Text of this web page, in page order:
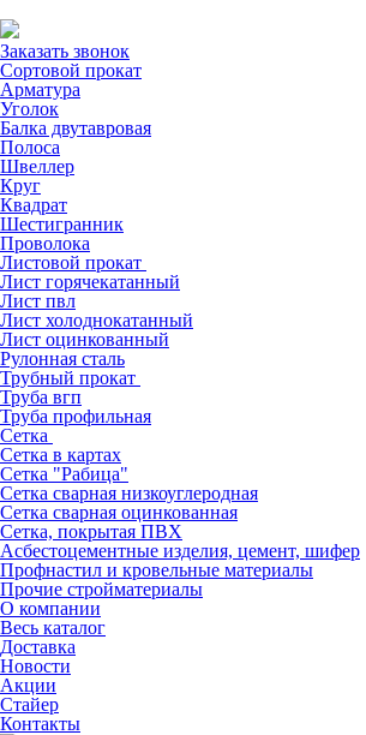
Заказать звонок
Сортовой прокат
Арматура
Уголок
Балка двутавровая
Полоса
Швеллер
Круг
Квадрат
Шестигранник
Проволока
Листовой прокат
Лист горячекатанный
Лист пвл
Лист холоднокатанный
Лист оцинкованный
Рулонная сталь
Трубный прокат
Труба вгп
Труба профильная
Сетка
Сетка в картах
Сетка "Рабица"
Сетка сварная низкоуглеродная
Сетка сварная оцинкованная
Сетка, покрытая ПВХ
Асбестоцементные изделия, цемент, шифер
Профнастил и кровельные материалы
Прочие стройматериалы
О компании
Весь каталог
Доставка
Новости
Акции
Стайер
Контакты